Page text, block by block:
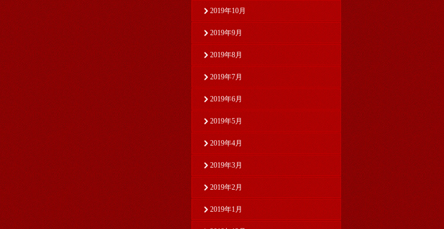
2019年10月
2019年9月
2019年8月
2019年7月
2019年6月
2019年5月
2019年4月
2019年3月
2019年2月
2019年1月